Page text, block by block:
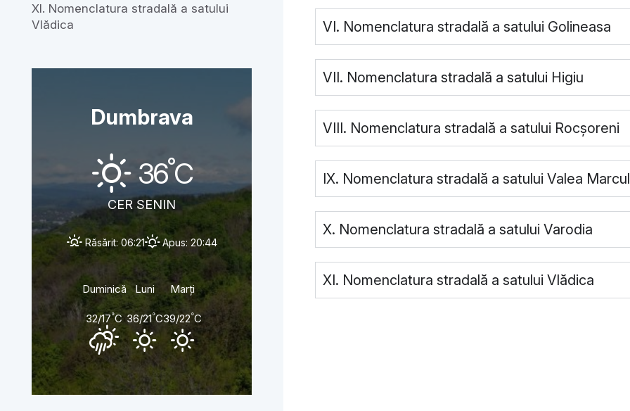
XI. Nomenclatura stradală a satului
Vlădica
Dumbrava
36°C
CER SENIN
Răsărit: 06:21 Apus: 20:44
Duminică
32/17°C
Luni
36/21°C
Marți
39/22°C
VI. Nomenclatura stradală a satului Golineasa
VII. Nomenclatura stradală a satului Higiu
VIII. Nomenclatura stradală a satului Rocșoreni
IX. Nomenclatura stradală a satului Valea
X. Nomenclatura stradală a satului Varodia
XI. Nomenclatura stradală a satului Vlădica